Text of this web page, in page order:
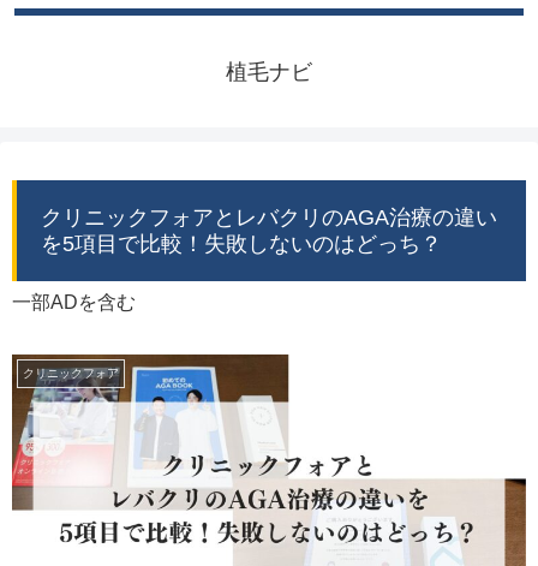
植毛ナビ
クリニックフォアとレバクリのAGA治療の違い
を5項目で比較！失敗しないのはどっち？
一部ADを含む
クリニックフォア